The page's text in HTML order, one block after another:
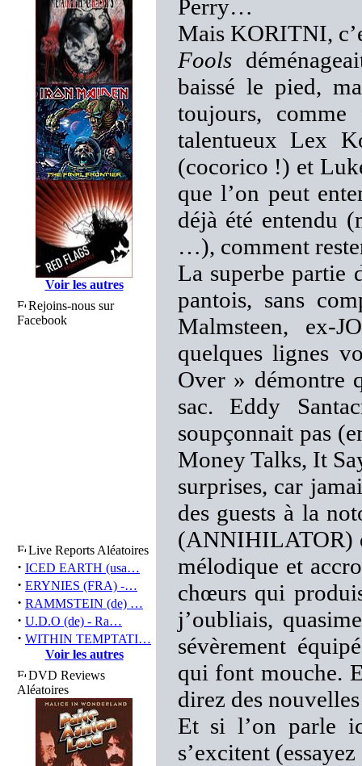
Voir les autres
Rejoins-nous sur
Facebook
Live Reports Aléatoires
· ICED EARTH (usa…
· ERYNIES (FRA) -…
· RAMMSTEIN (de) …
· U.D.O (de) - Ra…
· WITHIN TEMPTATI…
Voir les autres
DVD Reviews
Aléatoires
Perry…
Mais KORITNI,
Fools
baissé le pied,
toujours,
talentueux Lex
(cocorico !) et
que l’on peut
déjà été entendu
…), comment
La superbe partie
pantois, sans
Malmsteen, ex-
quelques lignes
Over » démontre
sac. Eddy
soupçonnait pas
Money Talks, It
surprises, car
des guests à la
(ANNIHILATOR)
mélodique et
chœurs qui
j’oubliais,
sévèrement
qui font mouche.
direz des
Et si l’on parle
s’excitent